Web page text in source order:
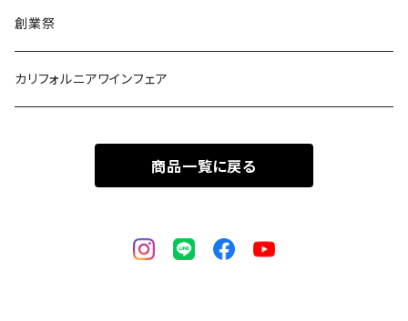
創業祭
カリフォルニアワインフェア
商品一覧に戻る